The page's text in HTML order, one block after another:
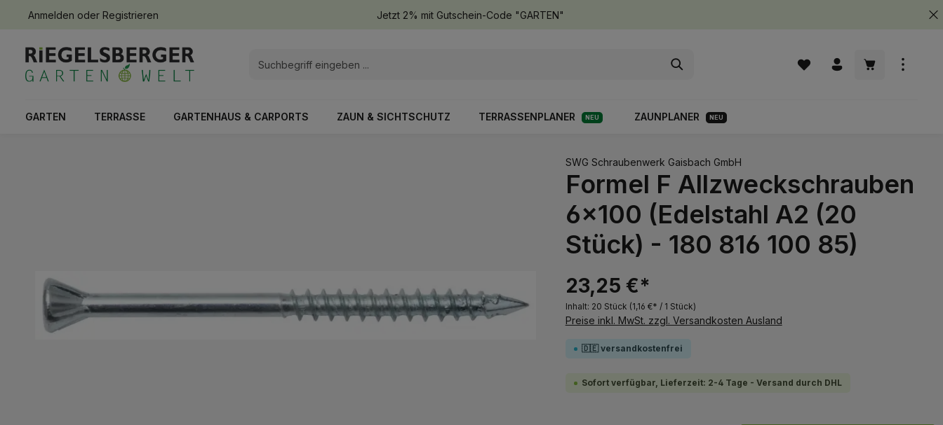
Zur Hauptnavigation springen
Anmelden oder Registrieren Jetzt 2% mit Gutschein-Code "GARTEN"
Warenkorb
GARTEN TERRASSE GARTENHAUS & CARPORTS ZAUN & SICHTSCHUTZ TERRASSENPLANER NEU ZAUNPLANER NEU
SWG Schraubenwerk Gaisbach GmbH
Formel F Allzweckschrauben
6x100 (Edelstahl A2 (20
Stück) - 180 816 100 85)
23,25 €*
Inhalt: 20 Stück (1,16 €* / 1 Stück)
Preise inkl. MwSt. zzgl. Versandkosten Ausland
🇩🇪 versandkostenfrei
Sofort verfügbar, Lieferzeit: 2-4 Tage - Versand durch DHL